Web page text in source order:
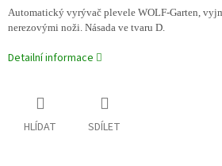
Automatický vyrývač plevele WOLF-Garten,
nerezovými noži. Násada ve tvaru D.
Detailní informace
HLÍDAT SDÍLET